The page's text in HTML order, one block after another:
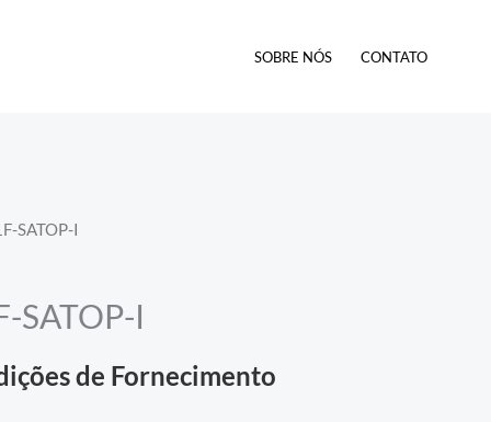
SOBRE NÓS CONTATO
SATOP-I
SATOP-I
de Fornecimento